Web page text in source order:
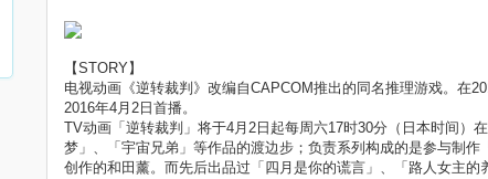
【STORY】
电视动画《逆转裁判》改编自CAPCOM推出的同名推理游戏。在
2016年4月2日首播。
TV动画「逆转裁判」将于4月2日起每周六17时30分（日本时间）
梦」、「宇宙兄弟」等作品的渡边步；负责系列构成的是参与制
创作的和田薰。而先后出品过「四月是你的谎言」、「路人女主的